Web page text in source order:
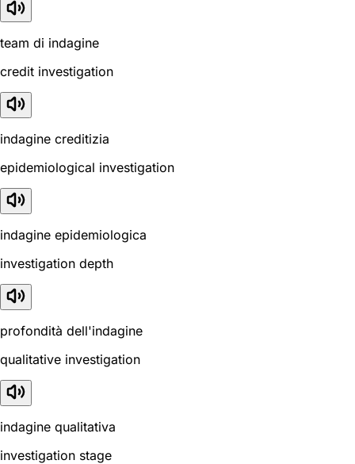
team di indagine
credit investigation
indagine creditizia
epidemiological investigation
indagine epidemiologica
investigation depth
profondità dell'indagine
qualitative investigation
indagine qualitativa
investigation stage